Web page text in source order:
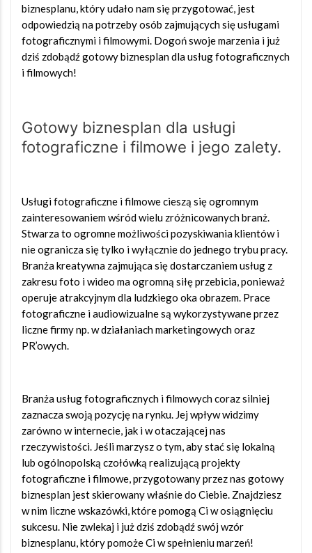
biznesplanu, który udało nam się przygotować, jest
odpowiedzią na potrzeby osób zajmujących się usługami
fotograficznymi i filmowymi. Dogoń swoje marzenia i już
dziś zdobądź gotowy biznesplan dla usług fotograficznych
i filmowych!
Gotowy biznesplan dla usługi
fotograficzne i filmowe i jego zalety.
Usługi fotograficzne i filmowe cieszą się ogromnym
zainteresowaniem wśród wielu zróżnicowanych branż.
Stwarza to ogromne możliwości pozyskiwania klientów i
nie ogranicza się tylko i wyłącznie do jednego trybu pracy.
Branża kreatywna zajmująca się dostarczaniem usług z
zakresu foto i wideo ma ogromną siłę przebicia, ponieważ
operuje atrakcyjnym dla ludzkiego oka obrazem. Prace
fotograficzne i audiowizualne są wykorzystywane przez
liczne firmy np. w działaniach marketingowych oraz
PR’owych.
Branża usług fotograficznych i filmowych coraz silniej
zaznacza swoją pozycję na rynku. Jej wpływ widzimy
zarówno w internecie, jak i w otaczającej nas
rzeczywistości. Jeśli marzysz o tym, aby stać się lokalną
lub ogólnopolską czołówką realizującą projekty
fotograficzne i filmowe, przygotowany przez nas gotowy
biznesplan jest skierowany właśnie do Ciebie. Znajdziesz
w nim liczne wskazówki, które pomogą Ci w osiągnięciu
sukcesu. Nie zwlekaj i już dziś zdobądź swój wzór
biznesplanu, który pomoże Ci w spełnieniu marzeń!